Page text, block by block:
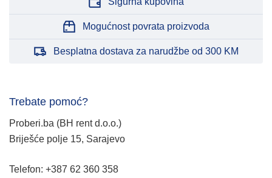
Mogućnost povrata proizvoda
Besplatna dostava za narudžbe od 300 KM
Trebate pomoć?
Proberi.ba (BH rent d.o.o.)
Briješće polje 15, Sarajevo
Telefon: +387 62 360 358